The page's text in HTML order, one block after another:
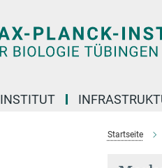
INSTITUT
Startseite